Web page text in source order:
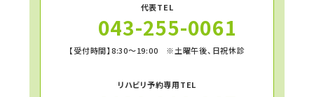
代表TEL
043-255-0061
【受付時間】8:30～19:00 ※土曜午後、日祝休診
リハビリ予約専用TEL